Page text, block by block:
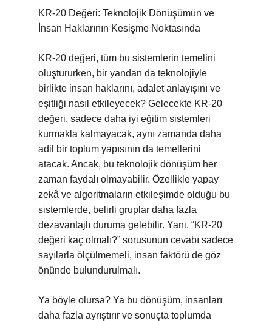
KR-20 Değeri: Teknolojik Dönüşümün ve
İnsan Haklarının Kesişme Noktasında
KR-20 değeri, tüm bu sistemlerin temelini
oluştururken, bir yandan da teknolojiyle
birlikte insan haklarını, adalet anlayışını ve
eşitliği nasıl etkileyecek? Gelecekte KR-20
değeri, sadece daha iyi eğitim sistemleri
kurmakla kalmayacak, aynı zamanda daha
adil bir toplum yapısının da temellerini
atacak. Ancak, bu teknolojik dönüşüm her
zaman faydalı olmayabilir. Özellikle yapay
zekâ ve algoritmaların etkileşimde olduğu bu
sistemlerde, belirli gruplar daha fazla
dezavantajlı duruma gelebilir. Yani, “KR-20
değeri kaç olmalı?” sorusunun cevabı sadece
sayılarla ölçülmemeli, insan faktörü de göz
önünde bulundurulmalı.
Ya böyle olursa? Ya bu dönüşüm, insanları
daha fazla ayrıştırır ve sonuçta toplumda